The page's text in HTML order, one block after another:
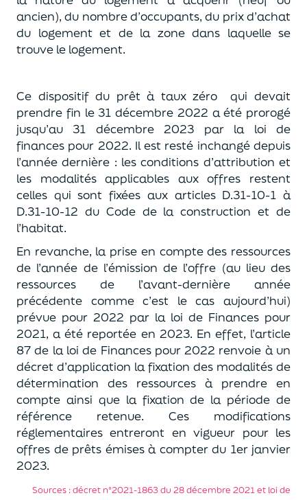
ancien), du nombre d’occupants, du prix d’achat
du logement et de la zone dans laquelle se
trouve le logement.
Ce dispositif du prêt à taux zéro
qui devait
prendre fin le 31 décembre 2022 a été prorogé
jusqu’au 31 décembre 2023 par la loi de
finances pour 2022. Il est resté inchangé depuis
l’année dernière : les conditions d’attribution et
les modalités applicables aux offres restent
celles qui sont fixées aux articles D.31-10-1 à
D.31-10-12 du Code de la construction et de
l’habitat.
En revanche, la prise en compte des ressources
de l’année de l’émission de l’offre (au lieu des
ressources de l’avant-dernière année
précédente comme c’est le cas aujourd’hui)
prévue pour 2022 par la loi de Finances pour
2021, a été reportée en 2023. En effet, l’article
87 de la loi de Finances pour 2022 renvoie à un
décret d’application la fixation des modalités de
détermination des ressources à prendre en
compte ainsi que la fixation de la période de
référence retenue. Ces modifications
réglementaires entreront en vigueur pour les
offres de prêts émises à compter du 1er janvier
2023.
Sources : décret n°2021-1863 du 28 décembre 2021 et loi de